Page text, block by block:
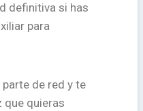
definitiva si has
para
de red y te
que quieras